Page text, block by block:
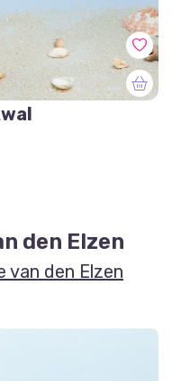
den Elzen
van den Elzen